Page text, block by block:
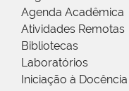
Agenda Acadêmica
Atividades Remotas
Bibliotecas
Laboratórios
Iniciação à Docência